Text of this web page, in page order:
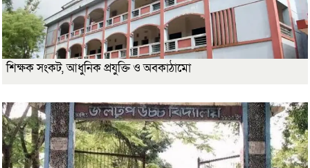
শিক্ষক সংকট, আধুনিক প্রযুক্তি ও অবকাঠামো